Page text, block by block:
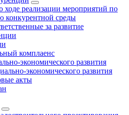
ходе реализации мероприятий по
конкурентной среды
за развитие
комплаенс
экономического развития
экономического развития
акты